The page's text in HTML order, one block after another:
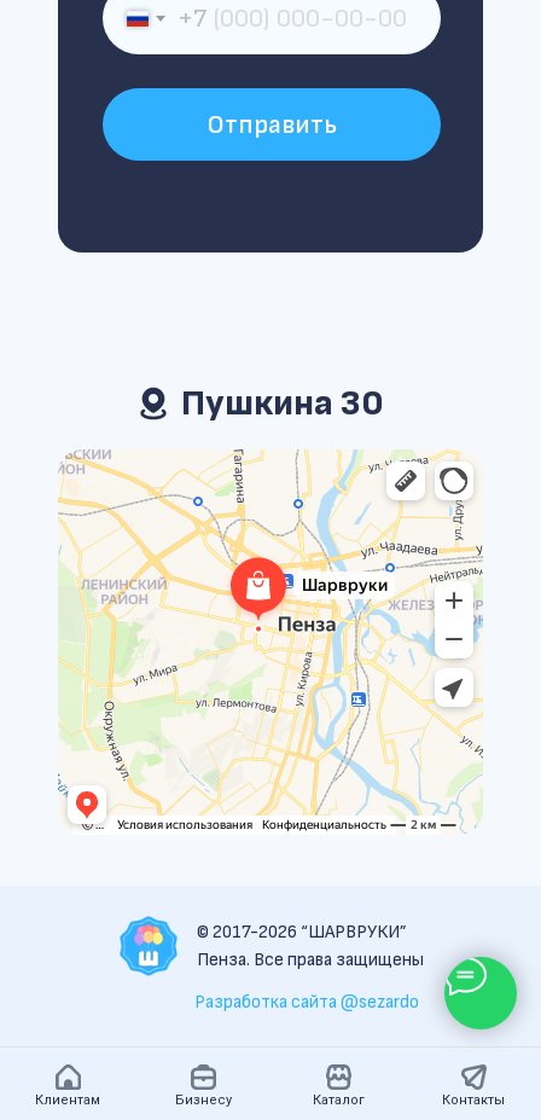
Клиентам Бизнесу Каталог Контакты
Пушкина 30
+7
Отправить
© 2017-2026 “ШАРВРУКИ”
Пенза. Все права защищены
Разработка сайта @sezardo